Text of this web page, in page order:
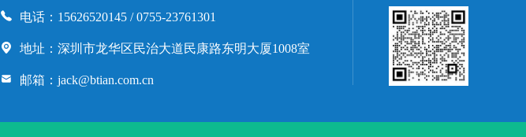
电话：15626520145 / 0755-23761301
地址：深圳市龙华区民治大道民康路东明大厦1008室
邮箱：jack@btian.com.cn